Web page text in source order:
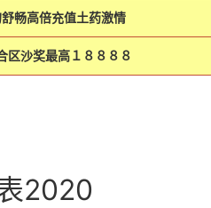
畅高倍充值土药激情
区沙奖最高１８８８８
2020